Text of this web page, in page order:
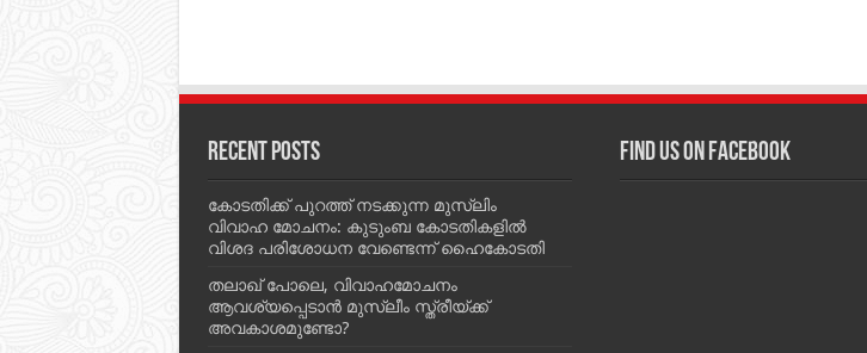
Recent Posts
കോടതിക്ക് പുറത്ത് നടക്കുന്ന മുസ്‌ലിം
വിവാഹ മോചനം: കുടുംബ കോടതികളില്‍
വിശദ പരിശോധന വേണ്ടെന്ന് ഹൈകോടതി
തലാഖ് പോലെ, വിവാഹമോചനം
ആവശ്യപ്പെടാൻ മുസ്ലീം സ്ത്രീയ്ക്ക്
അവകാശമുണ്ടോ?
Find us on Facebook